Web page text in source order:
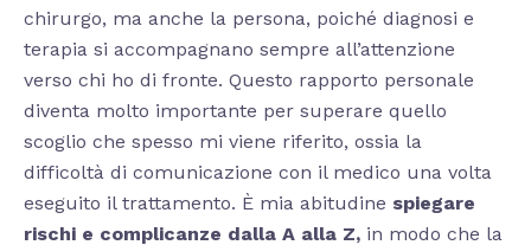
chirurgo, ma anche la persona, poiché diagnosi e
terapia si accompagnano sempre all’attenzione
verso chi ho di fronte. Questo rapporto personale
diventa molto importante per superare quello
scoglio che spesso mi viene riferito, ossia la
difficoltà di comunicazione con il medico una volta
eseguito il trattamento. È mia abitudine spiegare
rischi e complicanze dalla A alla Z, in modo che la